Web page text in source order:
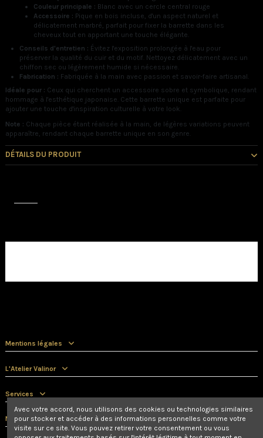
Couleur principale : Blanc avec un cercle central rouge
Accessoire : Pique en bois incluse, d'un aspect naturel et
délicatement marbré, parfait pour fixer la barrette dans les
cheveux tout en apportant une touche élégante.
Conseils d'entretien : Évitez l'exposition prolongée à l'eau pour
préserver la qualité du cuir et du motif. Nettoyez délicatement avec un
chiffon sec ou légèrement humide si nécessaire.
Fabrication : Fabriquée à la main avec passion et savoir-faire artisanal.
Idéale pour : Ceux qui cherchent un accessoire sobre et symbolique, rendant
hommage à l'esthétique japonaise. Cette barrette unique est parfaite pour
ajouter une touche d'inspiration culturelle à votre look.
Note : Chaque pièce étant réalisée à la main, de légères variations peuvent
apparaître, rendant chaque barrette unique en son genre.
DÉTAILS DU PRODUIT
Mentions légales
L'Atelier Valinor
Services
Nous contacter
Avec votre accord, nous utilisons des cookies ou technologies similaires
pour stocker et accéder à des informations personnelles comme votre
visite sur ce site. Vous pouvez retirer votre consentement ou vous